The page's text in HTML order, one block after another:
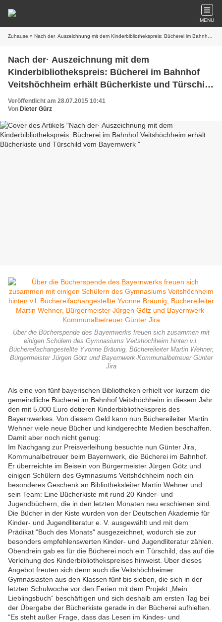
MENU
Zuhause » Nach der· Auszeichnung mit dem Kinderbibliothekspreis: Bücherei im Bahnhof Veitshöchheim erhält Bücherkiste und Türschild vom Bayernwerk
Nach der· Auszeichnung mit dem
Kinderbibliothekspreis: Bücherei im Bahnhof
Veitshöchheim erhält Bücherkiste und Türschild
vom Bayernwerk
Veröffentlicht am 28.07.2015 10:41
Von Dieter Gürz
Über die Bücherspende des Bayernwerks freuen sich zusammen mit
einigen Schülern des Gymnasiums Veitshöchheim hinten v.l.
Büchereifachangestellte Yvonne Bräunig, Büchereileiter Martin Wehner,
Bürgermeister Jürgen Götz und Bayernwerk-Kommunalbetreuer Günter
Jira
Als eine von fünf bayerischen Bibliotheken erhielt vor kurzem die
gemeindliche Bücherei im Bahnhof Veitshöchheim in diesem Jahr
den mit 5.000 Euro dotieren Kinderbibliothekspreis des
Bayernwerkes. Von diesem Geld kann nun Büchereileiter Martin
Wehner viele neue Bücher und kindgerechte Medien beschaffen.
Damit aber noch nicht genug:
Im Nachgang zur Preisverleihung besuchte nun Günter Jira,
Kommunalbetreuer beim Bayernwerk, die Bücherei im Bahnhof.
Er überreichte im Beisein von Bürgermeister Jürgen Götz und
einigen Schülern des Gymnasiums Veitshöchheim noch ein
besonderes Geschenk an Bibliotheksleiter Martin Wehner und
sein Team: Eine Bücherkiste mit rund 20 Kinder- und
Jugendbüchern, die in den letzten Monaten neu erschienen sind.
Die Bücher in der Kiste wurden von der Deutschen Akademie für
Kinder- und Jugendliteratur e. V. ausgewählt und mit dem
Prädikat "Buch des Monats" ausgezeichnet, wodurch sie zur
besonders empfehlenswerten Kinder- und Jugendliteratur zählen.
Obendrein gab es für die Bücherei noch ein Türschild, das auf die
Verleihung des Kinderbibliothekspreises hinweist. Über dieses
Angebot freuten sich denn auch die Veitshöchheimer
Gymnasiasten aus den Klassen fünf bis sieben, die sich in der
letzten Schulwoche vor den Ferien mit dem Projekt „Mein
Lieblingsbuch“ beschäftigen und sich deshalb am ersten Tag bei
der Übergabe der Bücherkiste gerade in der Bücherei aufhielten.
"Es steht außer Frage, dass das Lesen im Kindes- und